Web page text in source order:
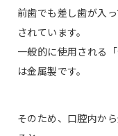
前歯でも差し歯が入
されています。
一般的に使用される
は金属製です。
そのため、口腔内か